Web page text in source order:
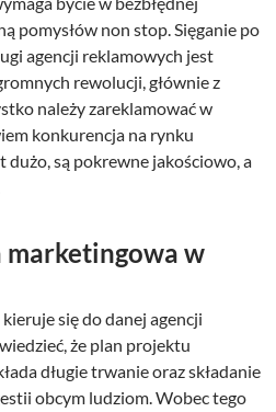
pomysłów non stop. Sięganie po
agencji reklamowych jest
rewolucji, głównie z
należy zareklamować w
konkurencja na rynku
dużo, są pokrewne jakościowo, a
marketingowa w
się do danej agencji
że plan projektu
długie trwanie oraz składanie
obcym ludziom. Wobec tego